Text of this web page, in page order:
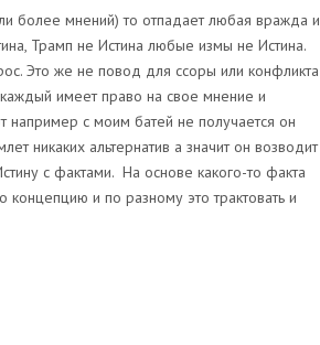
более мнений) то отпадает любая вражда и
Трамп не Истина любые измы не Истина.
Это же не повод для ссоры или конфликта
имеет право на свое мнение и
например с моим батей не получается он
никаких альтернатив а значит он возводит
с фактами. На основе какого-то факта
и по разному это трактовать и